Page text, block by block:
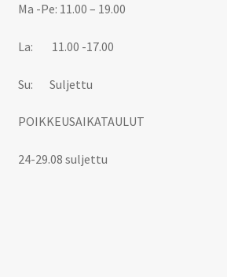
Ma -Pe: 11.00 – 19.00
La: 11.00 -17.00
Su: Suljettu
POIKKEUSAIKATAULUT
24-29.08 suljettu